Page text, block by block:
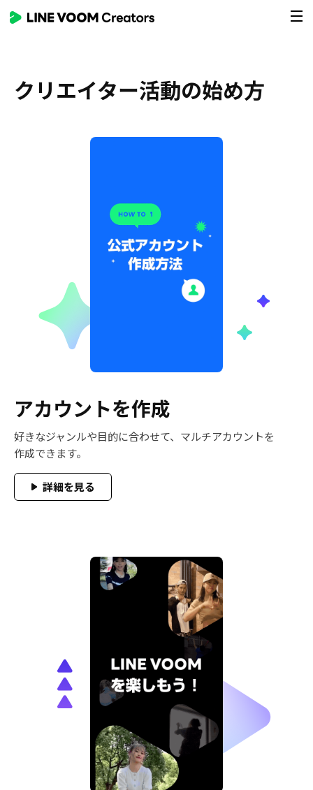
To
クリエイター活動の始め方
アカウントを作成
好きなジャンルや目的に合わせて、マルチアカウントを
作成できます。
詳細を見る